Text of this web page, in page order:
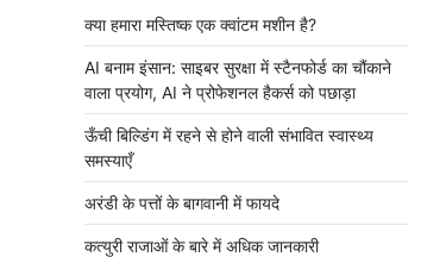
क्या हमारा मस्तिष्क एक क्वांटम मशीन है?
AI बनाम इंसान: साइबर सुरक्षा में स्टैनफोर्ड का चौंकाने
वाला प्रयोग, AI ने प्रोफेशनल हैकर्स को पछाड़ा
ऊँची बिल्डिंग में रहने से होने वाली संभावित स्वास्थ्य
समस्याएँ
अरंडी के पत्तों के बागवानी में फायदे
कत्युरी राजाओं के बारे में अधिक जानकारी